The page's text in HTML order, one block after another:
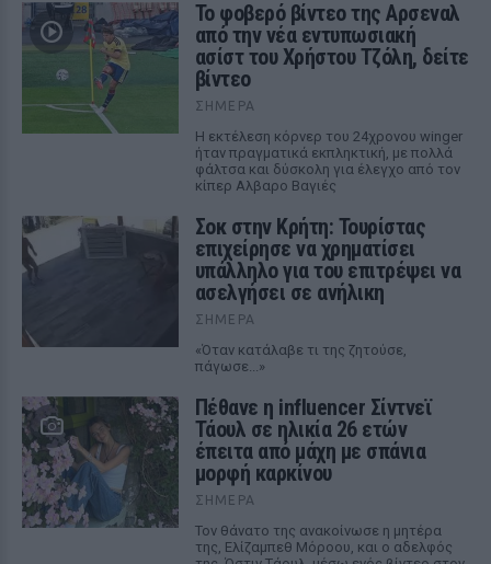
Το φοβερό βίντεο της Αρσεναλ
από την νέα εντυπωσιακή
ασίστ του Χρήστου Τζόλη, δείτε
βίντεο
ΣΉΜΕΡΑ
Η εκτέλεση κόρνερ του 24χρονου winger
ήταν πραγματικά εκπληκτική, με πολλά
φάλτσα και δύσκολη για έλεγχο από τον
κίπερ Αλβαρο Βαγιές
Σοκ στην Κρήτη: Τουρίστας
επιχείρησε να χρηματίσει
υπάλληλο για του επιτρέψει να
ασελγήσει σε ανήλικη
ΣΉΜΕΡΑ
«Όταν κατάλαβε τι της ζητούσε,
πάγωσε...»
Πέθανε η influencer Σίντνεϊ
Τάουλ σε ηλικία 26 ετών
έπειτα από μάχη με σπάνια
μορφή καρκίνου
ΣΉΜΕΡΑ
Τον θάνατο της ανακοίνωσε η μητέρα
της, Ελίζαμπεθ Μόροου, και ο αδελφός